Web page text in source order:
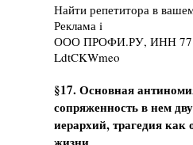
Найти репетитора в
Реклама i
ООО ПРОФИ.РУ, ИНН
LdtCKWmeo
§17. Основная
сопряженность в нем
иерархий, трагедия как
жизни